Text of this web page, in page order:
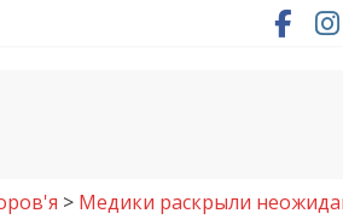
монастиря (Фото)
> Медики раскрыли